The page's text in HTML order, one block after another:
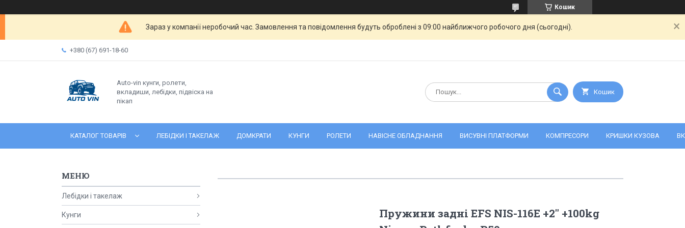
Кошик
Зараз у компанії неробочий час. Замовлення та повідомлення будуть оброблені з 09:00 найближчого робочого дня (сьогодні).
+380 (67) 691-18-60
Auto-vin кунги, ролети,
вкладиши, лебідки, підвіска на
пікап
Кошик
КАТАЛОГ ТОВАРІВ ЛЕБІДКИ І ТАКЕЛАЖ ДОМКРАТИ КУНГИ РОЛЕТИ НАВІСНЕ ОБЛАДНАННЯ ВИСУВНІ ПЛАТФОРМИ КОМПРЕСОРИ КРИШКИ КУЗОВА
Пружини задні EFS NIS-116E +2" +100kg
Лебідки і такелаж
Кунги